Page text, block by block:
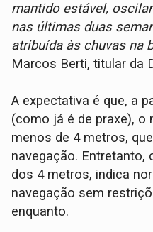
mantido estável,
nas últimas duas
atribuída às chuvas na
Marcos Berti, titular da
A expectativa é que, a
(como já é de praxe), o
menos de 4 metros,
navegação. Entretanto,
dos 4 metros, indica
navegação sem
enquanto.